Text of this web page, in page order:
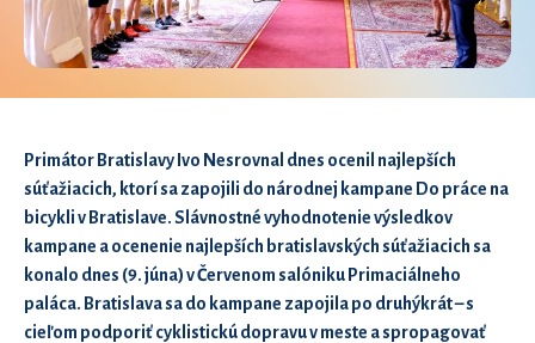
Primátor Bratislavy Ivo Nesrovnal dnes ocenil najlepších
súťažiacich, ktorí sa zapojili do národnej kampane Do práce na
bicykli v Bratislave. Slávnostné vyhodnotenie výsledkov
kampane a ocenenie najlepších bratislavských súťažiacich sa
konalo dnes (9. júna) v Červenom salóniku Primaciálneho
paláca. Bratislava sa do kampane zapojila po druhýkrát – s
cieľom podporiť cyklistickú dopravu v meste a spropagovať